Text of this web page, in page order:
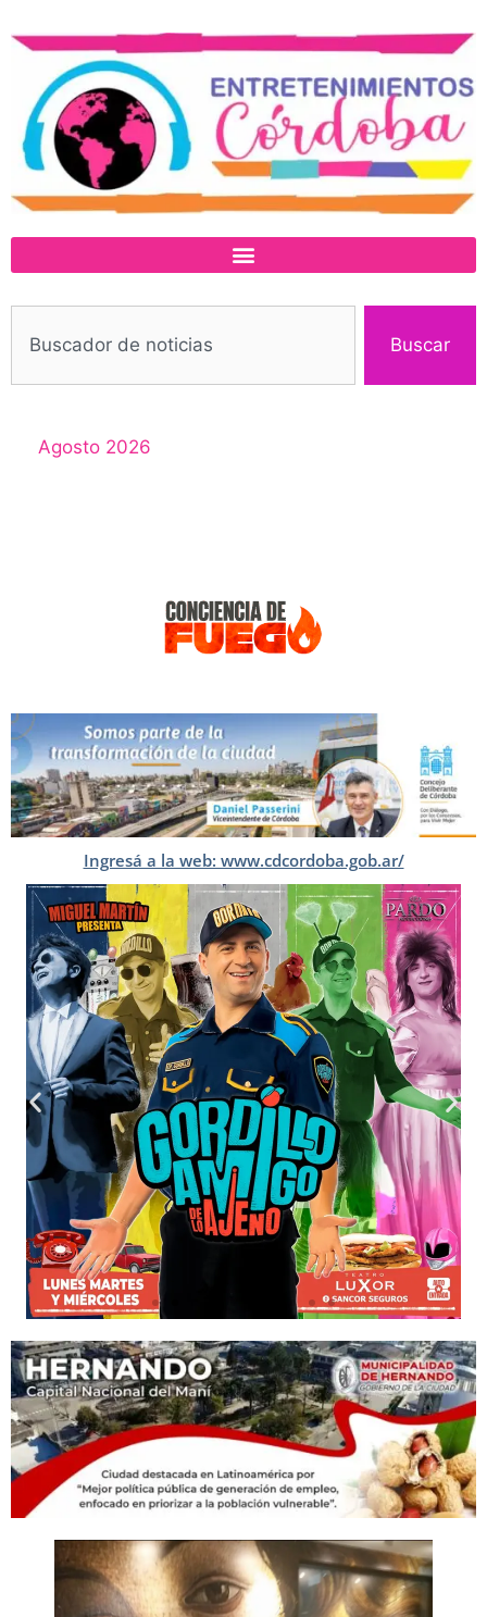
Buscar
Agosto 2026
Ingresá a la web: www.cdcordoba.gob.ar/